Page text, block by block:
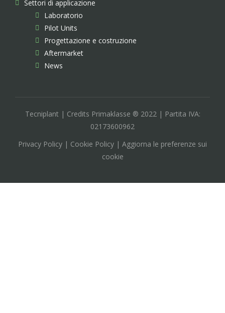
Settori di applicazione
Laboratorio
Pilot Units
Progettazione e costruzione
Aftermarket
News
Tecniplant | Credits Primaklasse ® 2022 | Partita IVA:
02173600962
Privacy Policy | Cookie Policy | Aggiorna le preferenze sui
cookie